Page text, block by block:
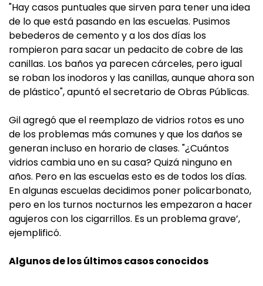
"Hay casos puntuales que sirven para tener una idea
de lo que está pasando en las escuelas. Pusimos
bebederos de cemento y a los dos días los
rompieron para sacar un pedacito de cobre de las
canillas. Los baños ya parecen cárceles, pero igual
se roban los inodoros y las canillas, aunque ahora son
de plástico", apuntó el secretario de Obras Públicas.
Gil agregó que el reemplazo de vidrios rotos es uno
de los problemas más comunes y que los daños se
generan incluso en horario de clases. "¿Cuántos
vidrios cambia uno en su casa? Quizá ninguno en
años. Pero en las escuelas esto es de todos los días.
En algunas escuelas decidimos poner policarbonato,
pero en los turnos nocturnos les empezaron a hacer
agujeros con los cigarrillos. Es un problema grave’,
ejemplificó.
Algunos de los últimos casos conocidos